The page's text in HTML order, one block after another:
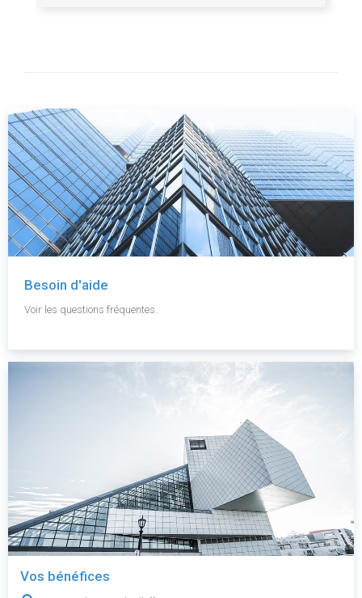
Besoin d'aide
Voir les questions fréquentes.
Vos bénéfices